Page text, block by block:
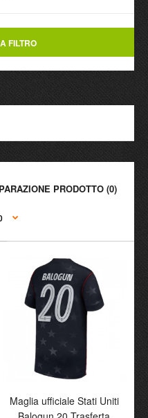
FILTRO
PRODOTTO (0)
Balogun 20 Trasferta
Maglia ufficiale Stati Uniti